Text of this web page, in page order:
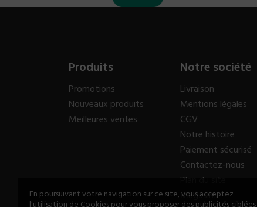
En poursuivant votre navigation sur ce site, vous acceptez
Produits
Promotions
Nouveaux produits
Meilleures ventes
Notre société
Livraison
Mentions légales
CGV
Notre histoire
Paiement sécurisé
Contactez-nous
Plan du site
Magasins